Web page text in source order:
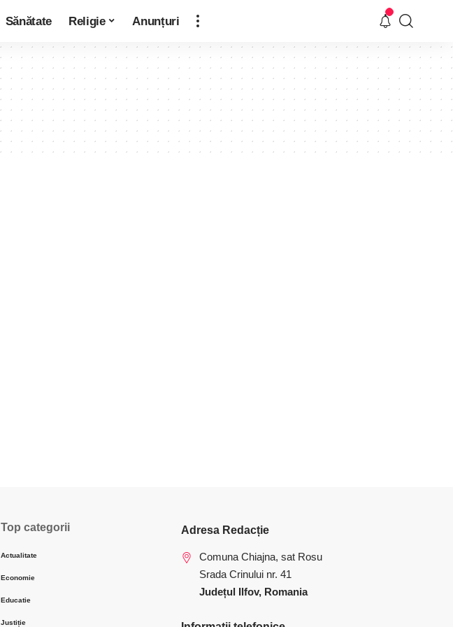
Sănătate Religie Anunțuri
Top categorii
Actualitate
Economie
Educatie
Justiție
Adresa Redacție
Comuna Chiajna, sat Rosu
Srada Crinului nr. 41
Județul Ilfov, Romania